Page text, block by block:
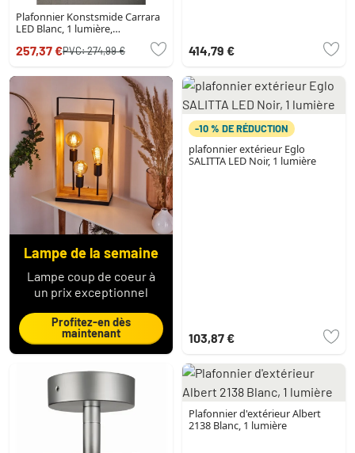
Plafonnier Konstsmide Carrara
LED Blanc, 1 lumière,
257,37 €PVC:274,99 € 414,79 €
Lampe de la semaine
Lampe coup de coeur à
un prix exceptionnel
Profitez-en dès
maintenant
-10 % DE RÉDUCTION
plafonnier extérieur Eglo
SALITTA LED Noir, 1 lumière
103,87 €
Plafonnier d'extérieur Albert
2138 Blanc, 1 lumière